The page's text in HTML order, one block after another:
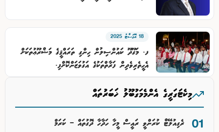
18 އޮގަސްޓު 2025
ފ. މަގޫދޫ ކައުންސިލުން ހިންގި ތަރައްޤީގެ މަޝްރޫޢުތަކަށް
އެހީތެރިވެދިން ފަރާތްތަކުގެ އަގުވަޒަންކޮށްފި.
މިކެޓަގަރީގެ އެންމެމަގުބޫލު ޚަބަރުތައް
ރެގިއުލޭޓް ކުރަންވީ ރައީސް މީހާ ހަދާހާ ދޮގުތައް – ކަރަމް